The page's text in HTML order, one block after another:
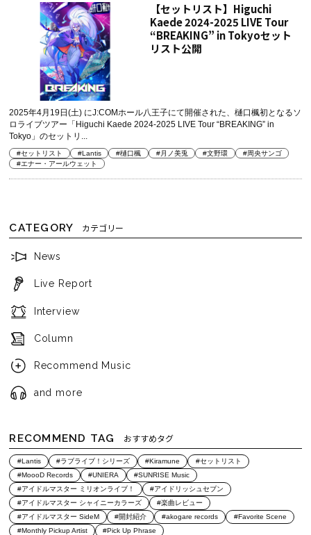
【セットリスト】Higuchi
Kaede 2024-2025 LIVE Tour
“BREAKING” in Tokyoセット
リスト公開
2025年4月19日(土) にJ:COMホール八王子にて開催された、樋口楓初となるソ
ロライブツアー「Higuchi Kaede 2024-2025 LIVE Tour “BREAKING” in
Tokyo」のセットリ...
#セットリスト #Lantis #樋口楓 #月ノ美兎 #文野環
#周央サンゴ
#エナー・アールウェット
CATEGORY カテゴリー
News
Live Report
Interview
Column
Recommend Music
and more
RECOMMEND TAG おすすめタグ
#Lantis #ラブライブ！シリーズ #Kiramune
#セットリスト
#MoooD Records
#UNIERA
#SUNRISE Music
#アイドルマスター ミリオンライブ！
#アイドリッシュセブン
#アイドルマスター シャイニーカラーズ
#楽曲レビュー
#アイドルマスター SideM
#開封紹介 #akogare records
#Favorite Scene
#Monthly Pickup Artist
#Pick Up Phrase